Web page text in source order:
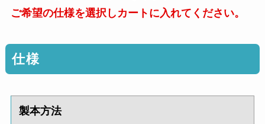
ご希望の仕様を選択しカートに入れてください。
仕様
製本方法